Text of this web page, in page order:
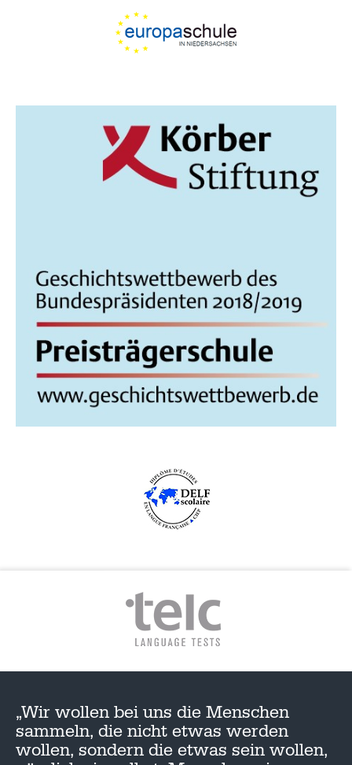
„Wir wollen bei uns die Menschen
sammeln, die nicht etwas werden
wollen, sondern die etwas sein wollen,